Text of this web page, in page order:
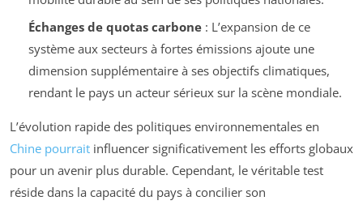
Échanges de quotas carbone: L’expansion de ce
système aux secteurs à fortes émissions ajoute une
dimension supplémentaire à ses objectifs climatiques,
rendant le pays un acteur sérieux sur la scène mondiale.
L’évolution rapide des politiques environnementales en
Chine pourrait influencer significativement les efforts globaux
pour un avenir plus durable. Cependant, le véritable test
réside dans la capacité du pays à concilier son